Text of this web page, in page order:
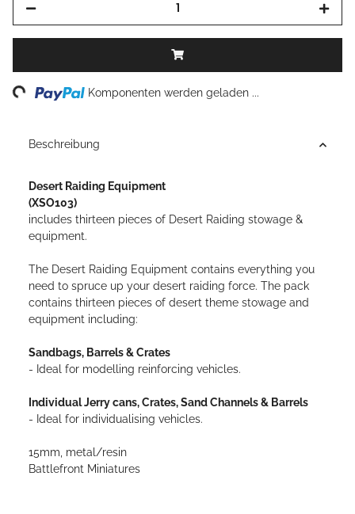
Komponenten werden geladen ...
Beschreibung
Desert Raiding Equipment
(XSO103)
includes thirteen pieces of Desert Raiding stowage &
equipment.
The Desert Raiding Equipment contains everything you
need to spruce up your desert raiding force. The pack
contains thirteen pieces of desert theme stowage and
equipment including:
Sandbags, Barrels & Crates
- Ideal for modelling reinforcing vehicles.
Individual Jerry cans, Crates, Sand Channels & Barrels
- Ideal for individualising vehicles.
15mm, metal/resin
Battlefront Miniatures